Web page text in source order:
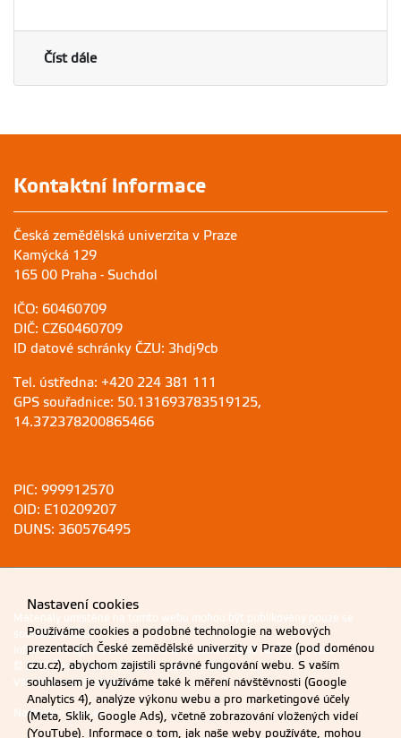
Číst dále
Kontaktní informace
Česká zemědělská univerzita v Praze
Kamýcká 129
165 00 Praha - Suchdol
IČO: 60460709
DIČ: CZ60460709
ID datové schránky ČZU: 3hdj9cb
Tel. ústředna: +420 224 381 111
GPS souřadnice: 50.131693783519125,
14.372378200865466
PIC: 999912570
OID: E10209207
DUNS: 360576495
Materiály umístěné na tomto webu mohou být publikovány pouze se
souhlasem ČZU.
Informace o zpracování a ochraně osobních údajů na ČZU v Praze.
© 2026 Česká zemědělská univerzita v Praze
Všechna práva vyhrazena
Nastavení cookies
Nastavení cookies
Používáme cookies a podobné technologie na webových
prezentacích České zemědělské univerzity v Praze (pod doménou
czu.cz), abychom zajistili správné fungování webu. S vaším
souhlasem je využíváme také k měření návštěvnosti (Google
Analytics 4), analýze výkonu webu a pro marketingové účely
(Meta, Sklik, Google Ads), včetně zobrazování vložených videí
(YouTube). Informace o tom, jak naše weby používáte, mohou